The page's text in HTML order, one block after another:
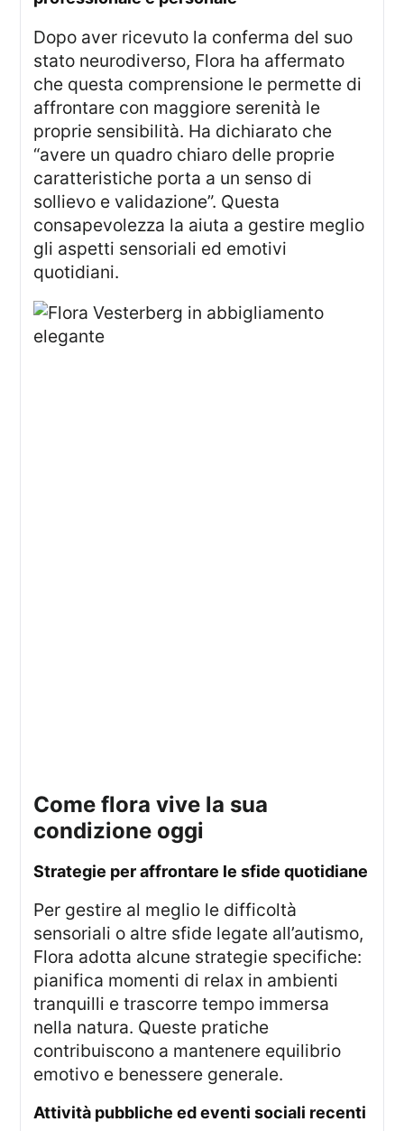
Dopo aver ricevuto la conferma del suo
stato neurodiverso, Flora ha affermato
che questa comprensione le permette di
affrontare con maggiore serenità le
proprie sensibilità. Ha dichiarato che
“avere un quadro chiaro delle proprie
caratteristiche porta a un senso di
sollievo e validazione”. Questa
consapevolezza la aiuta a gestire meglio
gli aspetti sensoriali ed emotivi
quotidiani.
come flora vive la sua
condizione oggi
strategie per affrontare le sfide quotidiane
Per gestire al meglio le difficoltà
sensoriali o altre sfide legate all’autismo,
Flora adotta alcune strategie specifiche:
pianifica momenti di relax in ambienti
tranquilli e trascorre tempo immersa
nella natura. Queste pratiche
contribuiscono a mantenere equilibrio
emotivo e benessere generale.
attività pubbliche ed eventi sociali recenti